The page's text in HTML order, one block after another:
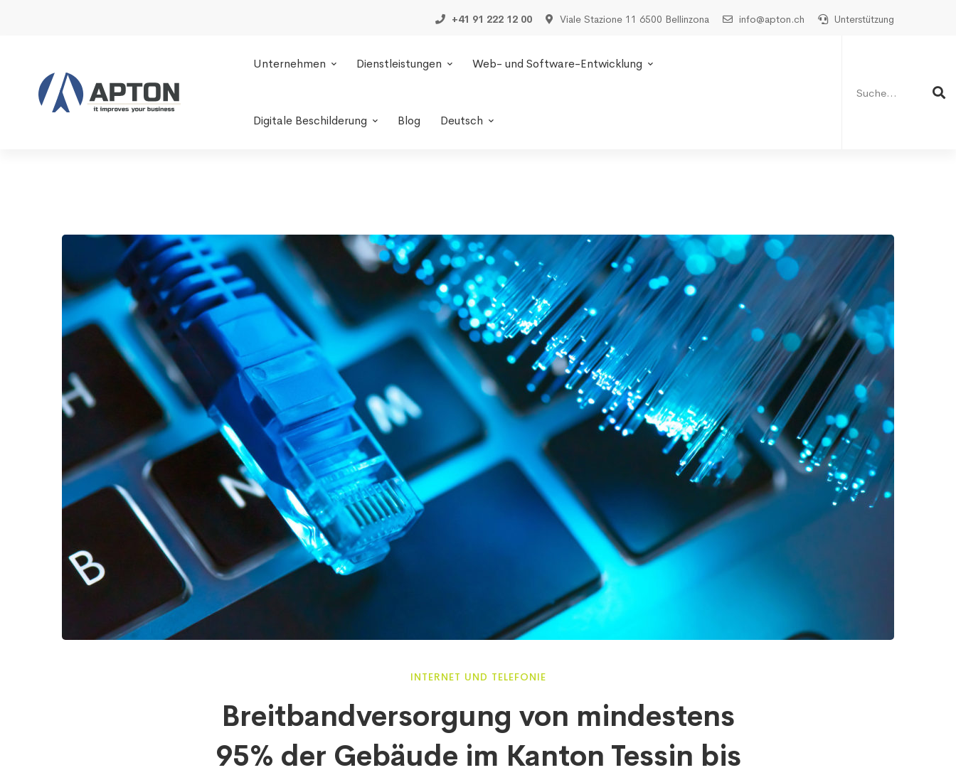
+41 91 222 12 00 Viale Stazione 11 6500 Bellinzona info@apton.ch Unterstützung
Unternehmen Dienstleistungen Web- und Software-Entwicklung
Digitale Beschilderung Blog Deutsch
Breitbandversorgung
von
INTERNET UND TELEFONIE
Breitbandversorgung von mindestens
95% der Gebäude im Kanton Tessin bis